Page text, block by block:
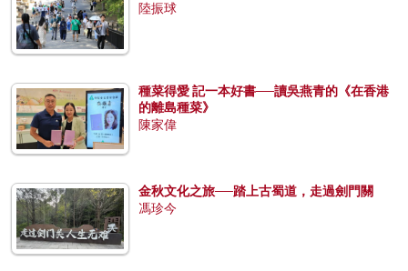
陸振球
種菜得愛 記一本好書──讀吳燕青的《在香港
的離島種菜》
陳家偉
金秋文化之旅──踏上古蜀道，走過劍門關
馮珍今